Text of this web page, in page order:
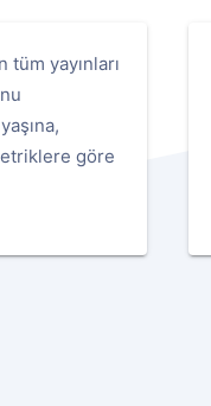
yayınları
göre